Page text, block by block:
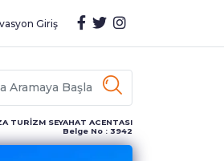
Giriş
TURİZM SEYAHAT ACENTASI
Belge No : 3942